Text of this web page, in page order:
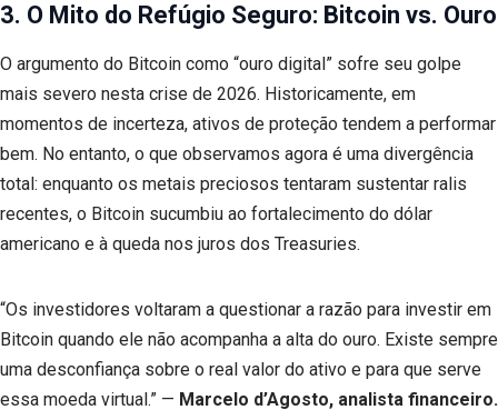
3. O Mito do Refúgio Seguro: Bitcoin vs. Ouro
O argumento do Bitcoin como “ouro digital” sofre seu golpe
mais severo nesta crise de 2026. Historicamente, em
momentos de incerteza, ativos de proteção tendem a performar
bem. No entanto, o que observamos agora é uma divergência
total: enquanto os metais preciosos tentaram sustentar ralis
recentes, o Bitcoin sucumbiu ao fortalecimento do dólar
americano e à queda nos juros dos Treasuries.
“Os investidores voltaram a questionar a razão para investir em
Bitcoin quando ele não acompanha a alta do ouro. Existe sempre
uma desconfiança sobre o real valor do ativo e para que serve
essa moeda virtual.” — Marcelo d’Agosto, analista financeiro.